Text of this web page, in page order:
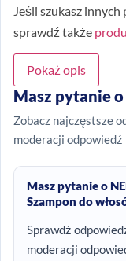
Jeśli szukasz
sprawdź także
Pokaż opis
Masz pytanie
Zobacz najczęstsze
moderacji
Masz pytanie o
Szampon do
Sprawdź
moderacji